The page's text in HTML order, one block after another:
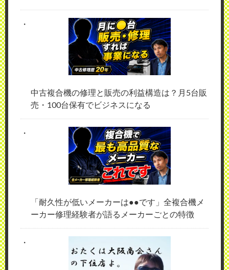
中古複合機の修理と販売の利益構造は？月5台販
売・100台保有でビジネスになる
「耐久性が低いメーカーは●●です」全複合機メ
ーカー修理経験者が語るメーカーごとの特徴